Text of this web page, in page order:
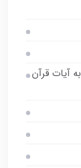
آیات قرآن